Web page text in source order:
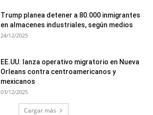
Trump planea detener a 80.000 inmigrantes
en almacenes industriales, según medios
24/12/2025
EE.UU. lanza operativo migratorio en Nueva
Orleans contra centroamericanos y
mexicanos
03/12/2025
Cargar más